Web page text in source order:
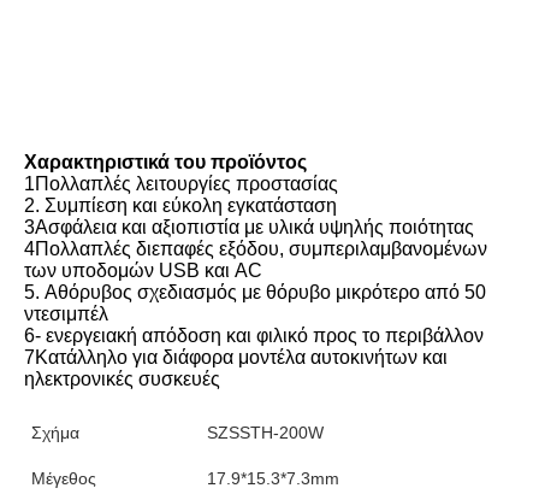
Χαρακτηριστικά του προϊόντος
1Πολλαπλές λειτουργίες προστασίας
2. Συμπίεση και εύκολη εγκατάσταση
3Ασφάλεια και αξιοπιστία με υλικά υψηλής ποιότητας
4Πολλαπλές διεπαφές εξόδου, συμπεριλαμβανομένων
των υποδομών USB και AC
5. Αθόρυβος σχεδιασμός με θόρυβο μικρότερο από 50
ντεσιμπέλ
6- ενεργειακή απόδοση και φιλικό προς το περιβάλλον
7Κατάλληλο για διάφορα μοντέλα αυτοκινήτων και
ηλεκτρονικές συσκευές
Σχήμα SZSSTH-200W
Μέγεθος 17.9*15.3*7.3mm